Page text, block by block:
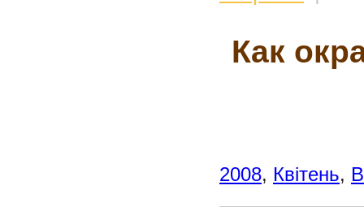
Как
2008, Квітень,